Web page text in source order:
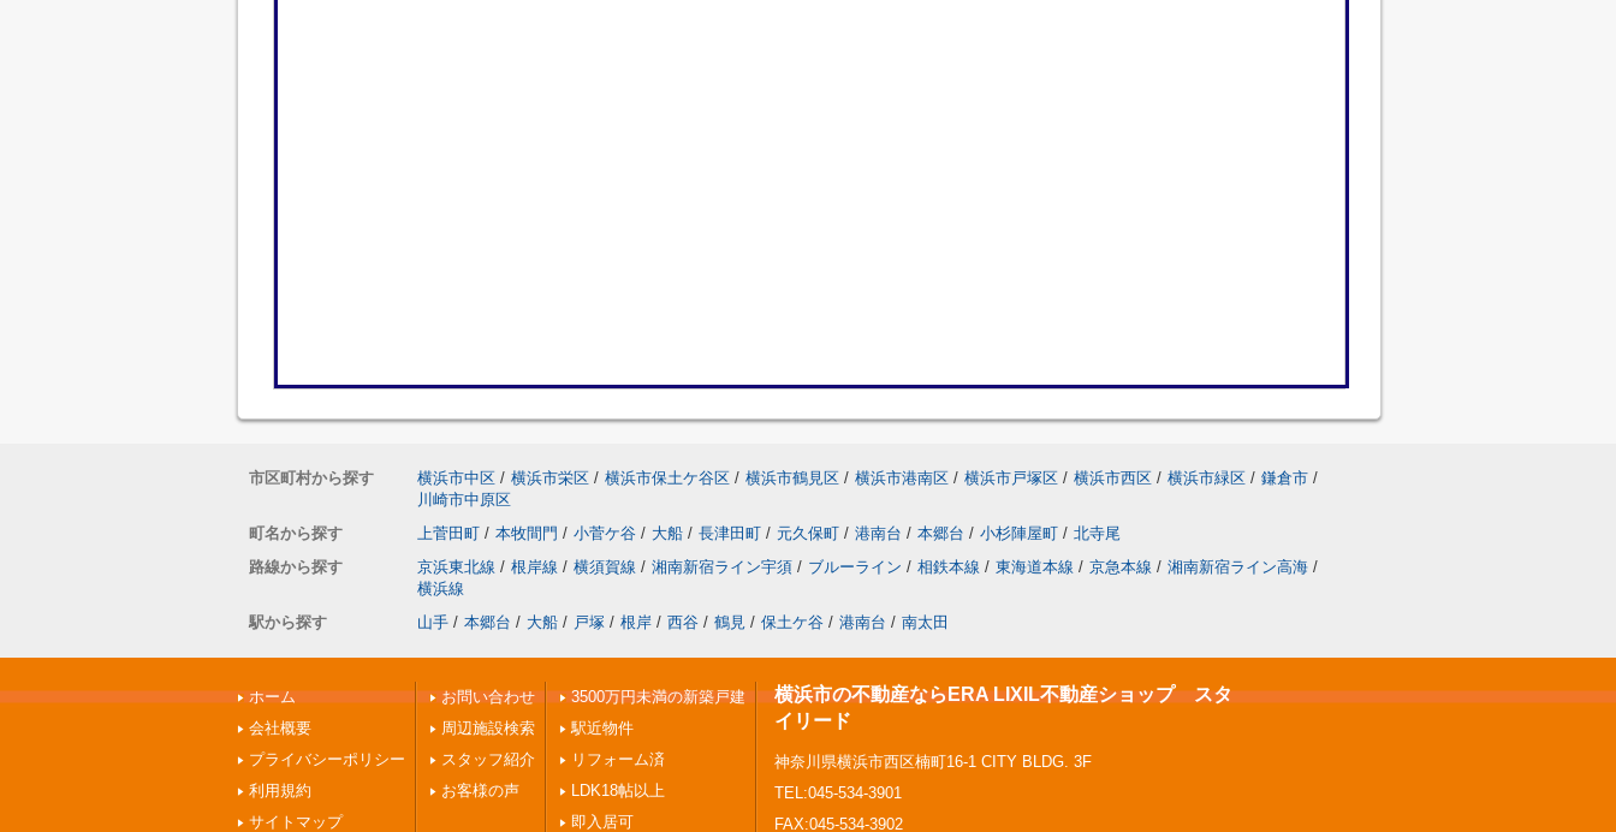
市区町村から探す 横浜市中区 / 横浜市栄区 / 横浜市保土ケ谷区 / 横浜市鶴見区 / 横浜市港南区 / 横浜市戸塚区 / 横浜市西区 / 横浜市緑区 / 鎌倉市 /
川崎市中原区
町名から探す
上菅田町 / 本牧間門 / 小菅ケ谷 / 大船 / 長津田町 / 元久保町 / 港南台 / 本郷台 / 小杉陣屋町 / 北寺尾
路線から探す
京浜東北線 / 根岸線 / 横須賀線 / 湘南新宿ライン宇須 / ブルーライン / 相鉄本線 / 東海道本線 / 京急本線 / 湘南新宿ライン高海 /
横浜線
駅から探す
山手 / 本郷台 / 大船 / 戸塚 / 根岸 / 西谷 / 鶴見 / 保土ケ谷 / 港南台 / 南太田
ホーム
会社概要
プライバシーポリシー
利用規約
サイトマップ
お問い合わせ
周辺施設検索
スタッフ紹介
お客様の声
3500万円未満の新築戸建
駅近物件
リフォーム済
LDK18帖以上
即入居可
横浜市の不動産ならERA LIXIL不動産ショップ スタ
イリード
神奈川県横浜市西区楠町16-1 CITY BLDG. 3F
TEL:045-534-3901
FAX:045-534-3902